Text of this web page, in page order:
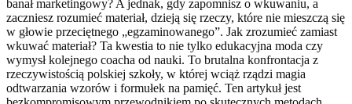
banał marketingowy? A jednak, gdy zapomnisz o wkuwaniu, a
zaczniesz rozumieć materiał, dzieją się rzeczy, które nie mieszczą się
w głowie przeciętnego „egzaminowanego”. Jak zrozumieć zamiast
wkuwać materiał? Ta kwestia to nie tylko edukacyjna moda czy
wymysł kolejnego coacha od nauki. To brutalna konfrontacja z
rzeczywistością polskiej szkoły, w której wciąż rządzi magia
odtwarzania wzorów i formułek na pamięć. Ten artykuł jest